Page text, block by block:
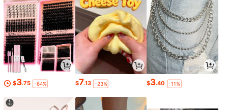
$3.75 -64% $7.13 -23% $3.40 -11%